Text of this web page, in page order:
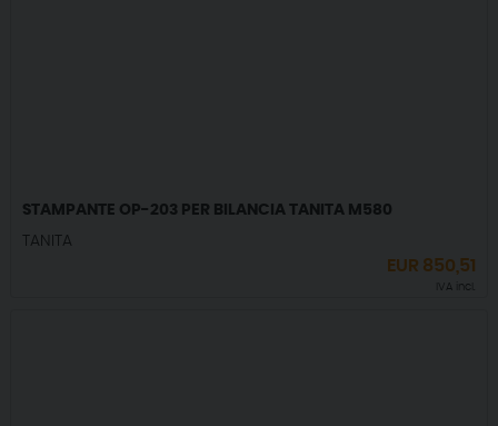
STAMPANTE OP-203 PER BILANCIA TANITA M580
TANITA
EUR 850,51
IVA incl.